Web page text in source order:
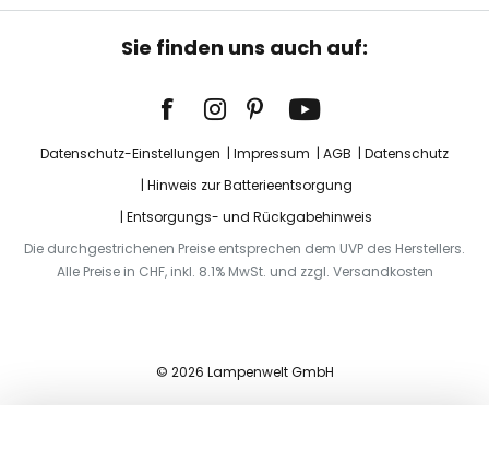
Sie finden uns auch auf:
Datenschutz-Einstellungen Impressum AGB
Datenschutz
Hinweis zur Batterieentsorgung
Entsorgungs- und Rückgabehinweis
Die durchgestrichenen Preise entsprechen dem UVP des Herstellers.
Alle Preise in CHF, inkl. 8.1% MwSt. und zzgl. Versandkosten
© 2026 Lampenwelt GmbH